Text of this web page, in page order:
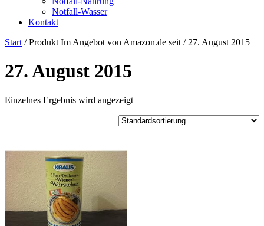
Notfall-Wasser
Kontakt
Start / Produkt Im Angebot von Amazon.de seit / 27. August 2015
27. August 2015
Einzelnes Ergebnis wird angezeigt